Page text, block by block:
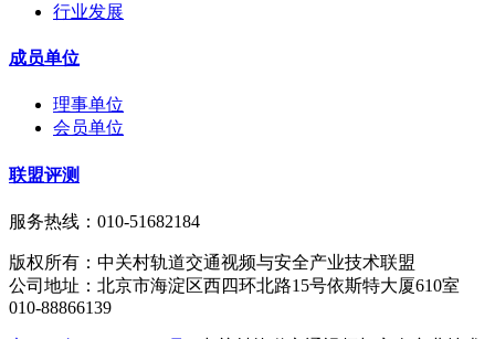
行业发展
成员单位
理事单位
会员单位
联盟评测
服务热线：010-51682184
版权所有：中关村轨道交通视频与安全产业技术联盟
公司地址：北京市海淀区西四环北路15号依斯特大厦610室
010-88866139